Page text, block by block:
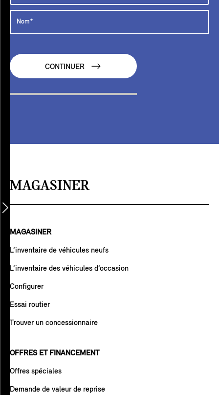
CONTINUER
MAGASINER
MAGASINER
L’inventaire de véhicules neufs
L’inventaire des véhicules d’occasion
Configurer
Essai routier
Trouver un concessionnaire
OFFRES ET FINANCEMENT
Offres spéciales
Demande de valeur de reprise